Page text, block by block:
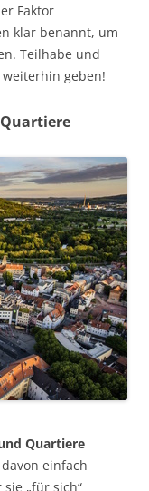
Faktor
klar benannt, um
Teilhabe und
geben!
Quartiere
einfach
„für sich“